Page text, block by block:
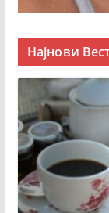
Најнови